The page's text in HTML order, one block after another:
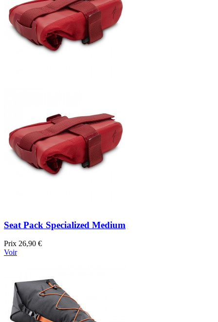
Seat Pack Specialized Medium
Prix 26,90 €
Voir